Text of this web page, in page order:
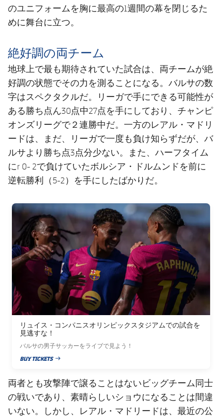
のユニフォームを胸に最高の1週間の幕を閉じるた
めに舞台に立つ。
絶好調の両チーム
地球上で最も期待されていた試合は、両チームが絶
好調の状態でその力を測ることになる。バルサの数
字はスペクタクルだ。リーガで手にできる可能性が
ある勝ち点ん30点中27点を手にしており、チャンピ
オンズリーグで２連勝中だ。一方のレアル・マドリ
ードは、まだ、リーガで一度も負け知らずだが、バ
ルサより勝ち点3点分少ない。また、ハーフタイム
にr 0- 2で負けていたボルシア・ドルムンドを前に
逆転勝利（5-2）を手にしたばかりだ。
FC Barcelona club badge
リュイス・コンパニスオリンピックスタジアムでの試合を
見逃すな！
バルサの男子サッカーをライブで見よう！
BUY TICKETS
PUBLISHED NEWS
両者とも攻撃陣で譲ることはないビッグチーム同士
の戦いであり、素晴らしいショウになることは間違
いない。しかし、レアル・マドリードは、最近の公